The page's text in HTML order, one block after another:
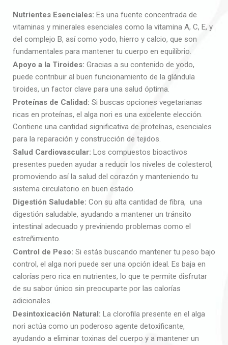
Nutrientes Esenciales: Es una fuente concentrada de
vitaminas y minerales esenciales como la vitamina A, C, E, y
del complejo B, así como yodo, hierro y calcio, que son
fundamentales para mantener tu cuerpo en equilibrio.
Apoyo a la Tiroides: Gracias a su contenido de yodo,
puede contribuir al buen funcionamiento de la glándula
tiroides, un factor clave para una salud óptima.
Proteínas de Calidad: Si buscas opciones vegetarianas
ricas en proteínas, el alga nori es una excelente elección.
Contiene una cantidad significativa de proteínas, esenciales
para la reparación y construcción de tejidos.
Salud Cardiovascular: Los compuestos bioactivos
presentes pueden ayudar a reducir los niveles de colesterol,
promoviendo así la salud del corazón y manteniendo tu
sistema circulatorio en buen estado.
Digestión Saludable: Con su alta cantidad de fibra, una
digestión saludable, ayudando a mantener un tránsito
intestinal adecuado y previniendo problemas como el
estreñimiento.
Control de Peso: Si estás buscando mantener tu peso bajo
control, el alga nori puede ser una opción ideal. Es baja en
calorías pero rica en nutrientes, lo que te permite disfrutar
de su sabor único sin preocuparte por las calorías
adicionales.
Desintoxicación Natural: La clorofila presente en el alga
nori actúa como un poderoso agente detoxificante,
ayudando a eliminar toxinas del cuerpo y a mantener un